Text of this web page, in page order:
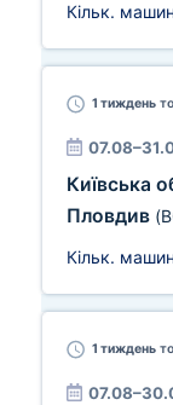
Кільк.
1 тиждень
Київська
Пловдив
Кільк.
1 тиждень